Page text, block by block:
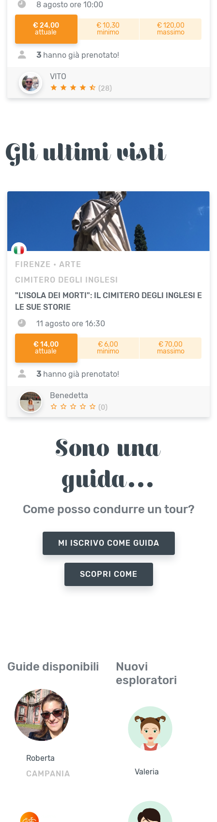
8 agosto ore 10:00
€ 24,00
attuale
€ 10,30
minimo
€ 120,00
massimo
3 hanno già prenotato!
VITO
(28)
Gli ultimi visti
FIRENZE • ARTE
CIMITERO DEGLI INGLESI
"L'ISOLA DEI MORTI": IL CIMITERO DEGLI INGLESI E
LE SUE STORIE
11 agosto ore 16:30
€ 14,00
attuale
€ 6,00
minimo
€ 70,00
massimo
3 hanno già prenotato!
Benedetta
(0)
Sono una
guida...
Come posso condurre un tour?
MI ISCRIVO COME GUIDA
SCOPRI COME
Guide disponibili
Roberta
CAMPANIA
Nuovi
esploratori
Valeria